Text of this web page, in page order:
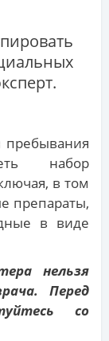
пребывания
набор
в том
препараты,
в виде
нельзя
Перед
со